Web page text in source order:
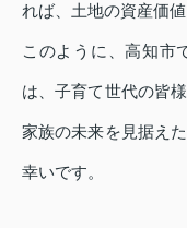
れば、土地の資産価
このように、高知市
は、子育て世代の皆
家族の未来を見据え
幸いです。